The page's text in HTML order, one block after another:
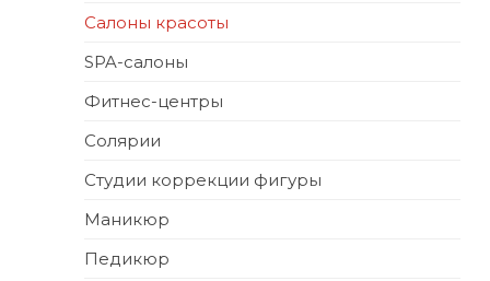
Салоны красоты
SPA-салоны
Фитнес-центры
Солярии
Студии коррекции фигуры
Маникюр
Педикюр